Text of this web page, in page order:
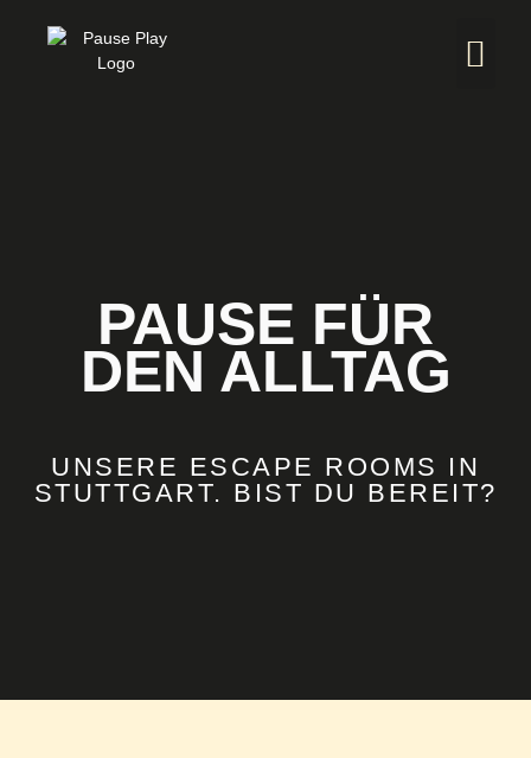
PAUSE FÜR
DEN ALLTAG
UNSERE ESCAPE ROOMS IN
STUTTGART. BIST DU BEREIT?